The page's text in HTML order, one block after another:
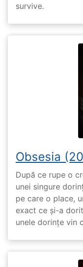
survive.
Obsesia
După ce rupe o
unei singure
pe care o place,
exact ce și-a
unele dorințe vin